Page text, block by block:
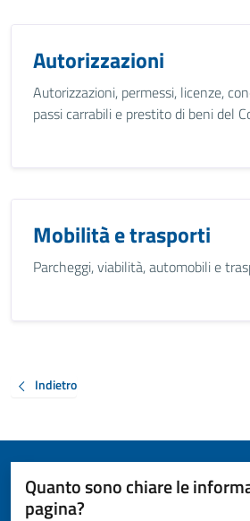
Autorizzazioni
Autorizzazioni, permessi, licenze,
passi carrabili e prestito di beni del
Mobilità e trasporti
Parcheggi, viabilità, automobili e
Indietro
Quanto sono chiare le
pagina?